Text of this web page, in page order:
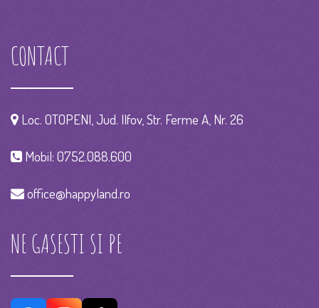
CONTACT
Loc. OTOPENI, Jud. Ilfov, Str. Ferme A, Nr. 26
Mobil: 0752.088.600
office@happyland.ro
NE GASESTI SI PE